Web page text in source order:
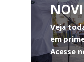
Veja
em
Acesse